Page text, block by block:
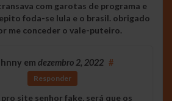
com garotas de programa e
foda-se lula e o brasil. obrigado
me conceder o vale-puteiro.
em dezembro 2, 2022 #
Responder
site senhor fake, será que os